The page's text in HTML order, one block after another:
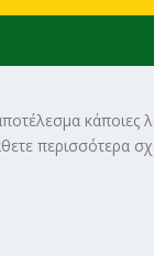
κάποιες
περισσότερα